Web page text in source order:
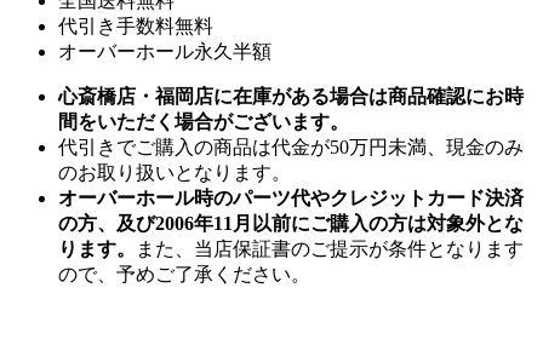
代引き手数料無料
オーバーホール永久半額
心斎橋店・福岡店に在庫がある場合は商品確認にお時
間をいただく場合がございます。
代引きでご購入の商品は代金が50万円未満、現金のみ
のお取り扱いとなります。
オーバーホール時のパーツ代やクレジットカード決済
の方、及び2006年11月以前にご購入の方は対象外とな
ります。
また、当店保証書のご提示が条件となります
ので、予めご了承ください。